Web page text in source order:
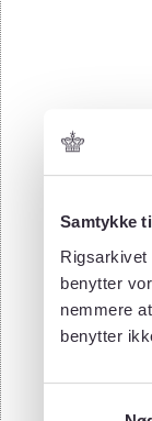
Samtykke
benytter
nemmere
benytter